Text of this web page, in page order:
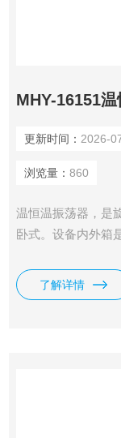
MHY-16151
更新时间： 2026-
浏览量： 860
温恒温振荡器，是
卧式。设备内外箱
控系统，提了控温
了解详情